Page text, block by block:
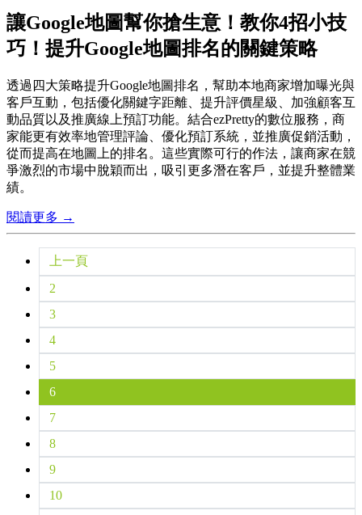
讓Google地圖幫你搶生意！教你4招小技
巧！提升Google地圖排名的關鍵策略
透過四大策略提升Google地圖排名，幫助本地商家增加曝光與
客戶互動，包括優化關鍵字距離、提升評價星級、加強顧客互
動品質以及推廣線上預訂功能。結合ezPretty的數位服務，商
家能更有效率地管理評論、優化預訂系統，並推廣促銷活動，
從而提高在地圖上的排名。這些實際可行的作法，讓商家在競
爭激烈的市場中脫穎而出，吸引更多潛在客戶，並提升整體業
績。
閱讀更多 →
上一頁
2
3
4
5
6
7
8
9
10